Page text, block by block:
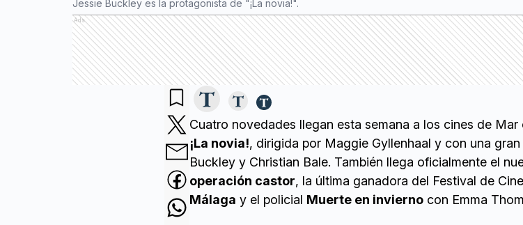
Jessie Buckley es la protagonista de "¡La novia!".
Ads
Cuatro novedades llegan esta semana a los cines de
¡La novia!, dirigida por Maggie Gyllenhaal y con una
Buckley y Christian Bale. También llega oficialmente el
operación castor, la última ganadora del Festival de
Málaga y el policial Muerte en invierno con Emma